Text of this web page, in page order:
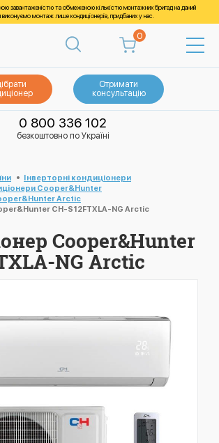
завантаженістю та обмеженою кількістю монтажних бригад на даний
монтаж лише кондиціонерів, придбаних у нас.
0
Отримати
консультацію
0 800 336 102
безкоштовно по Україні
Інверторні кондиціонери
Cooper&Hunter
Arctic
CH-S12FTXLA-NG Arctic
Cooper&Hunter
NG Arctic